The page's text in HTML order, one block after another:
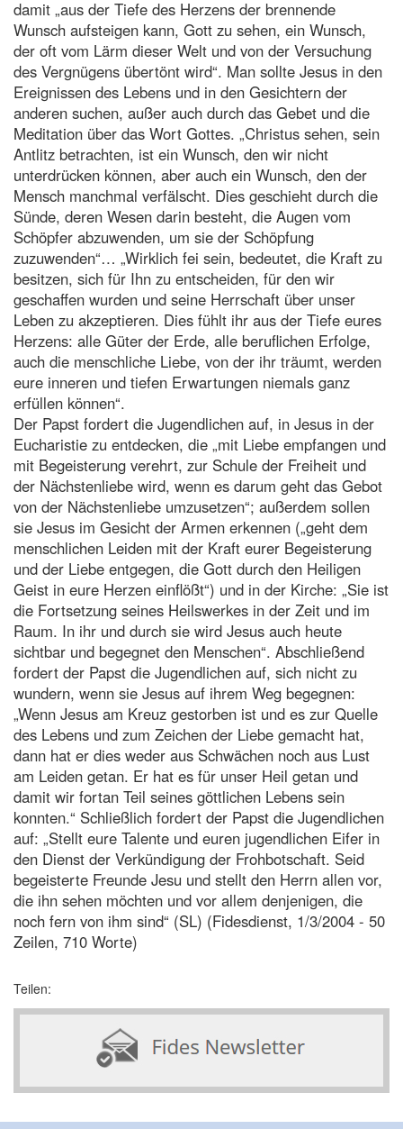
damit „aus der Tiefe des Herzens der brennende
Wunsch aufsteigen kann, Gott zu sehen, ein Wunsch,
der oft vom Lärm dieser Welt und von der Versuchung
des Vergnügens übertönt wird“. Man sollte Jesus in den
Ereignissen des Lebens und in den Gesichtern der
anderen suchen, außer auch durch das Gebet und die
Meditation über das Wort Gottes. „Christus sehen, sein
Antlitz betrachten, ist ein Wunsch, den wir nicht
unterdrücken können, aber auch ein Wunsch, den der
Mensch manchmal verfälscht. Dies geschieht durch die
Sünde, deren Wesen darin besteht, die Augen vom
Schöpfer abzuwenden, um sie der Schöpfung
zuzuwenden“… „Wirklich fei sein, bedeutet, die Kraft zu
besitzen, sich für Ihn zu entscheiden, für den wir
geschaffen wurden und seine Herrschaft über unser
Leben zu akzeptieren. Dies fühlt ihr aus der Tiefe eures
Herzens: alle Güter der Erde, alle beruflichen Erfolge,
auch die menschliche Liebe, von der ihr träumt, werden
eure inneren und tiefen Erwartungen niemals ganz
erfüllen können“.
Der Papst fordert die Jugendlichen auf, in Jesus in der
Eucharistie zu entdecken, die „mit Liebe empfangen und
mit Begeisterung verehrt, zur Schule der Freiheit und
der Nächstenliebe wird, wenn es darum geht das Gebot
von der Nächstenliebe umzusetzen“; außerdem sollen
sie Jesus im Gesicht der Armen erkennen („geht dem
menschlichen Leiden mit der Kraft eurer Begeisterung
und der Liebe entgegen, die Gott durch den Heiligen
Geist in eure Herzen einflößt“) und in der Kirche: „Sie ist
die Fortsetzung seines Heilswerkes in der Zeit und im
Raum. In ihr und durch sie wird Jesus auch heute
sichtbar und begegnet den Menschen“. Abschließend
fordert der Papst die Jugendlichen auf, sich nicht zu
wundern, wenn sie Jesus auf ihrem Weg begegnen:
„Wenn Jesus am Kreuz gestorben ist und es zur Quelle
des Lebens und zum Zeichen der Liebe gemacht hat,
dann hat er dies weder aus Schwächen noch aus Lust
am Leiden getan. Er hat es für unser Heil getan und
damit wir fortan Teil seines göttlichen Lebens sein
konnten.“ Schließlich fordert der Papst die Jugendlichen
auf: „Stellt eure Talente und euren jugendlichen Eifer in
den Dienst der Verkündigung der Frohbotschaft. Seid
begeisterte Freunde Jesu und stellt den Herrn allen vor,
die ihn sehen möchten und vor allem denjenigen, die
noch fern von ihm sind“ (SL) (Fidesdienst, 1/3/2004 - 50
Zeilen, 710 Worte)
Teilen: